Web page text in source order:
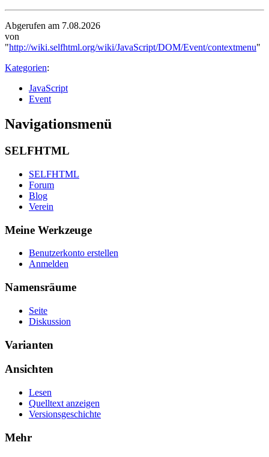
Abgerufen am 7.08.2026
von
"http://wiki.selfhtml.org/wiki/JavaScript/DOM/Event/contextmenu"
Kategorien:
JavaScript
Event
Navigationsmenü
SELFHTML
SELFHTML
Forum
Blog
Verein
Meine Werkzeuge
Benutzerkonto erstellen
Anmelden
Namensräume
Seite
Diskussion
Varianten
Ansichten
Lesen
Quelltext anzeigen
Versionsgeschichte
Mehr